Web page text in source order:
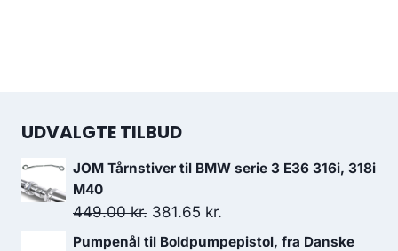
UDVALGTE TILBUD
JOM Tårnstiver til BMW serie 3 E36 316i, 318i
M40
449.00kr. Den
oprindelige
381.65 kr.
aktuelle
Pumpenål til Boldpumpepistol, fra Danske